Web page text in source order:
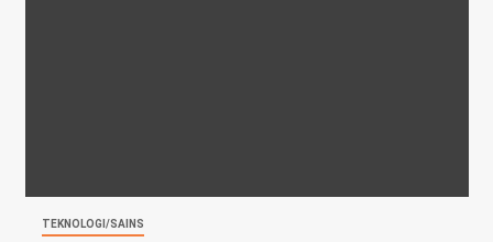
TEKNOLOGI/SAINS